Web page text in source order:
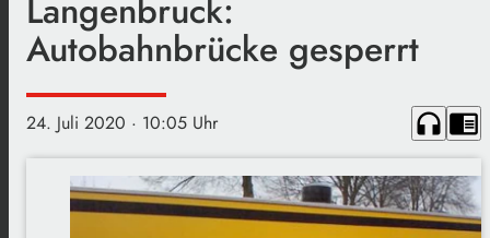
Langenbruck:
Autobahnbrücke gesperrt
24. Juli 2020 · 10:05 Uhr headphones chrome_reader_mode